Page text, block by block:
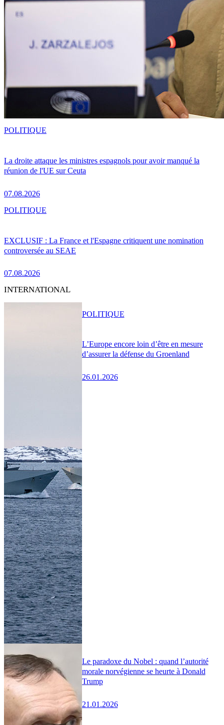
La droite attaque les ministres espagnols pour avoir manqué la
réunion de l'UE sur Ceuta
07.08.2026
POLITIQUE
EXCLUSIF : La France et l'Espagne critiquent une nomination
controversée au SEAE
07.08.2026
POLITIQUE
INTERNATIONAL
L’Europe encore loin d’être en mesure
d’assurer la défense du Groenland
26.01.2026
POLITIQUE
Le paradoxe du Nobel : quand l’autorité
morale norvégienne se heurte à Donald
Trump
21.01.2026